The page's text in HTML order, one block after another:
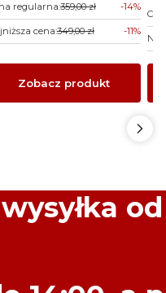
regularna:359,00 zł -14%
cena:349,00 zł -11%
Zobacz produkt